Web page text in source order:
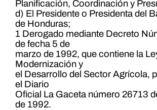
Planificación, Coordinación y
d) El Presidente o Presidenta del
de Honduras;
1 Derogado mediante Decreto
de fecha 5 de
marzo de 1992, que contiene la
Modernización y
el Desarrollo del Sector Agrícola,
el Diario
Oficial La Gaceta número 26713
de 1992.